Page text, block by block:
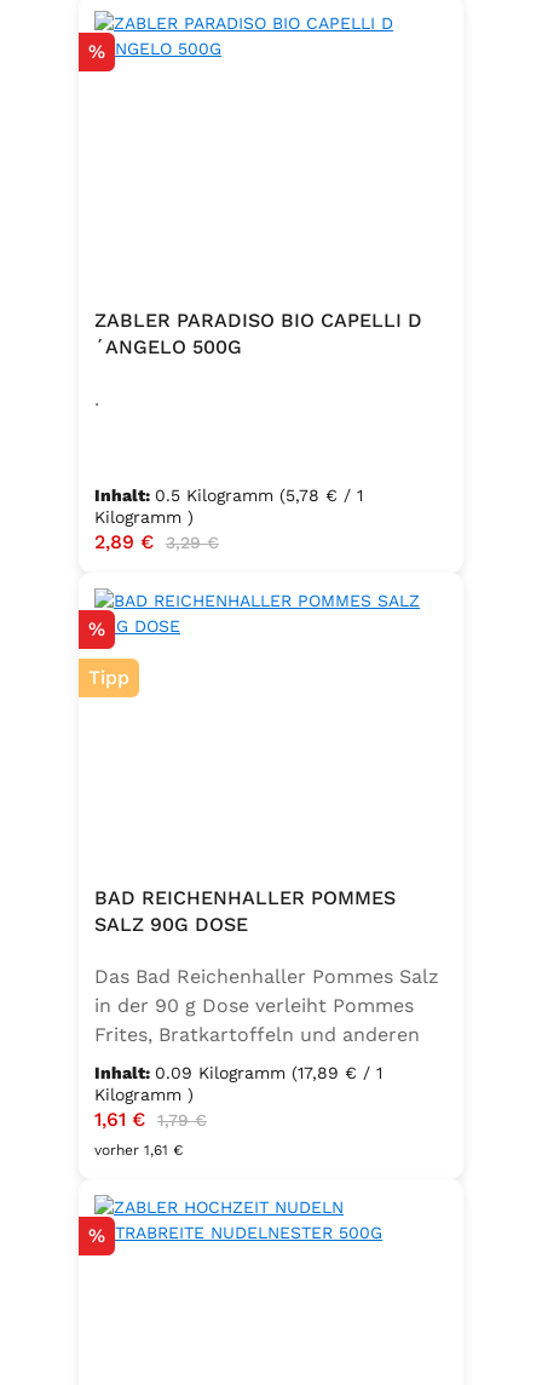
Rabatt
%
ZABLER PARADISO BIO CAPELLI D
´ANGELO 500G
.
Inhalt: 0.5 Kilogramm (5,78 € / 1
Kilogramm )
Verkaufspreis:
2,89 € Regulärer Preis:
3,29 €
Rabatt
%
Tipp
BAD REICHENHALLER POMMES
SALZ 90G DOSE
Das Bad Reichenhaller Pommes Salz
in der 90 g Dose verleiht Pommes
Frites, Bratkartoffeln und anderen
Kartoffelspezialitäten den perfekten
Geschmack – ganz ohne
Geschmacksverstärker. Die feine
Mischung ist vegan, glutenfrei und
bewusste Ernährung und
unkomplizierte Würzung in der
Inhalt: 0.09 Kilogramm (17,89 € / 1
Kilogramm )
Verkaufspreis:
1,61 € Regulärer Preis:
1,79 €
vorher 1,61 €
Rabatt
%